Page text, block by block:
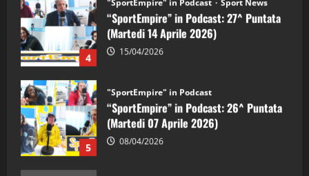
4
“SportEmpire” in Podcast: 27^ Puntata
(Martedi 14 Aprile 2026)
15/04/2026
5
"SportEmpire" in Podcast
“SportEmpire” in Podcast: 26^ Puntata
(Martedi 07 Aprile 2026)
08/04/2026